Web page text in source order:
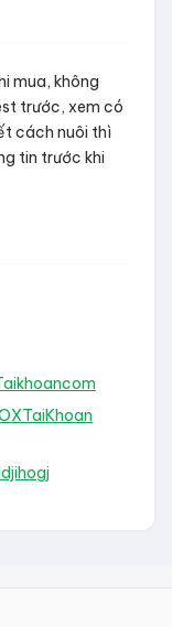
mua, không
trước, xem có
cách nuôi thì
tin trước khi